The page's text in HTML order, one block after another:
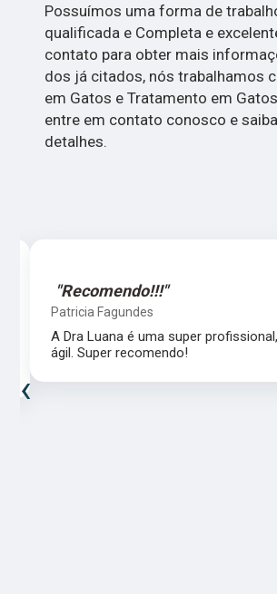
Possuímos uma forma de
qualificada e Completa e
contato para obter mais
dos já citados, nós trabalhamos
em Gatos e Tratamento em
entre em contato conosco e
detalhes.
"Recomendo!!!"
Patricia Fagundes
A Dra Luana é uma super
ágil. Super recomendo!
‹